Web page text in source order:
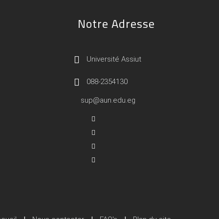
Notre Adresse
Université Assiut
088-2354130
sup@aun.edu.eg